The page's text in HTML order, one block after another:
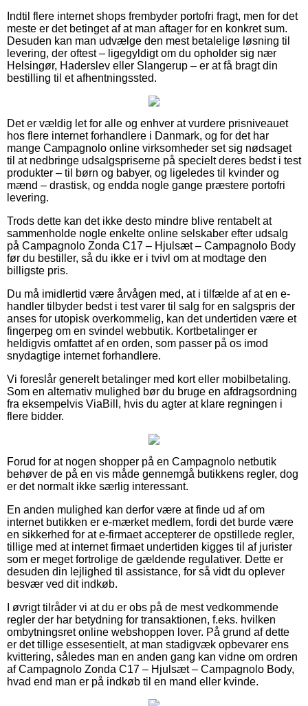
Indtil flere internet shops frembyder portofri fragt, men for det
meste er det betinget af at man aftager for en konkret sum.
Desuden kan man udvælge den mest betalelige løsning til
levering, der oftest – ligegyldigt om du opholder sig nær
Helsingør, Haderslev eller Slangerup – er at få bragt din
bestilling til et afhentningssted.
Det er vældig let for alle og enhver at vurdere prisniveauet
hos flere internet forhandlere i Danmark, og for det har
mange Campagnolo online virksomheder set sig nødsaget
til at nedbringe udsalgspriserne på specielt deres bedst i test
produkter – til børn og babyer, og ligeledes til kvinder og
mænd – drastisk, og endda nogle gange præstere portofri
levering.
Trods dette kan det ikke desto mindre blive rentabelt at
sammenholde nogle enkelte online selskaber efter udsalg
på Campagnolo Zonda C17 – Hjulsæt – Campagnolo Body
før du bestiller, så du ikke er i tvivl om at modtage den
billigste pris.
Du må imidlertid være årvågen med, at i tilfælde af at en e-
handler tilbyder bedst i test varer til salg for en salgspris der
anses for utopisk overkommelig, kan det undertiden være et
fingerpeg om en svindel webbutik. Kortbetalinger er
heldigvis omfattet af en orden, som passer på os imod
snydagtige internet forhandlere.
Vi foreslår generelt betalinger med kort eller mobilbetaling.
Som en alternativ mulighed bør du bruge en afdragsordning
fra eksempelvis ViaBill, hvis du agter at klare regningen i
flere bidder.
Forud for at nogen shopper på en Campagnolo netbutik
behøver de på en vis måde gennemgå butikkens regler, dog
er det normalt ikke særlig interessant.
En anden mulighed kan derfor være at finde ud af om
internet butikken er e-mærket medlem, fordi det burde være
en sikkerhed for at e-firmaet accepterer de opstillede regler,
tillige med at internet firmaet undertiden kigges til af jurister
som er meget fortrolige de gældende regulativer. Dette er
desuden din lejlighed til assistance, for så vidt du oplever
besvær ved dit indkøb.
I øvrigt tilråder vi at du er obs på de mest vedkommende
regler der har betydning for transaktionen, f.eks. hvilken
ombytningsret online webshoppen lover. På grund af dette
er det tillige essesentielt, at man stadigvæk opbevarer ens
kvittering, således man en anden gang kan vidne om ordren
af Campagnolo Zonda C17 – Hjulsæt – Campagnolo Body,
hvad end man er på indkøb til en mand eller kvinde.